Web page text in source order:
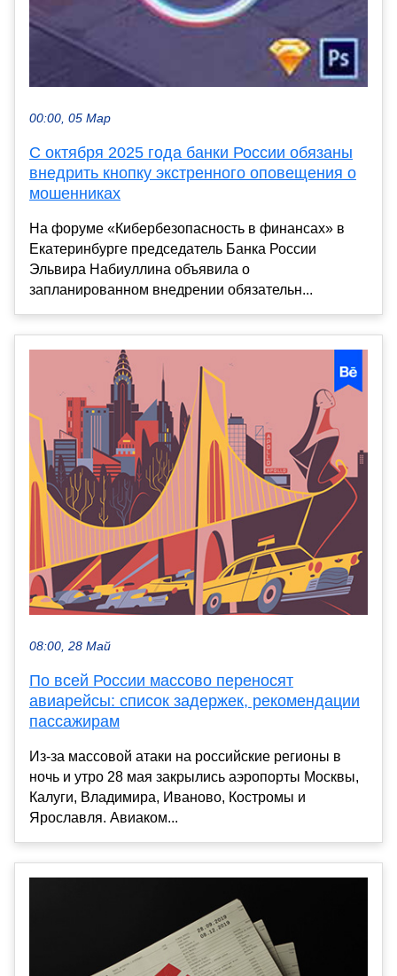
00:00, 05 Мар
С октября 2025 года банки России обязаны
внедрить кнопку экстренного оповещения о
мошенниках
На форуме «Кибербезопасность в финансах» в
Екатеринбурге председатель Банка России
Эльвира Набиуллина объявила о
запланированном внедрении обязательн...
08:00, 28 Май
По всей России массово переносят
авиарейсы: список задержек, рекомендации
пассажирам
Из-за массовой атаки на российские регионы в
ночь и утро 28 мая закрылись аэропорты Москвы,
Калуги, Владимира, Иваново, Костромы и
Ярославля. Авиаком...